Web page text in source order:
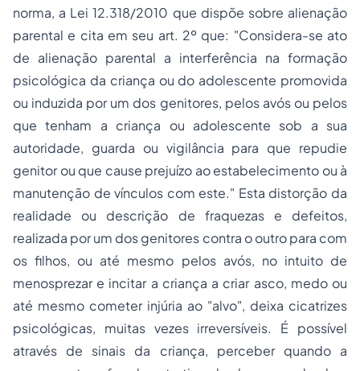
norma, a Lei 12.318/2010 que dispõe sobre alienação
parental e cita em seu art. 2º que: "Considera-se ato
de alienação parental a interferência na formação
psicológica da criança ou do adolescente promovida
ou induzida por um dos genitores, pelos avós ou pelos
que tenham a criança ou adolescente sob a sua
autoridade, guarda ou vigilância para que repudie
genitor ou que cause prejuízo ao estabelecimento ou à
manutenção de vínculos com este." Esta distorção da
realidade ou descrição de fraquezas e defeitos,
realizada por um dos genitores contra o outro para com
os filhos, ou até mesmo pelos avós, no intuito de
menosprezar e incitar a criança a criar asco, medo ou
até mesmo cometer injúria ao "alvo", deixa cicatrizes
psicológicas, muitas vezes irreversíveis. É possível
através de sinais da criança, perceber quando a